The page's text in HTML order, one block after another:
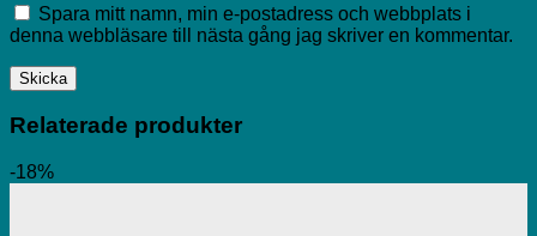
Spara mitt namn, min e-postadress och webbplats i
denna webbläsare till nästa gång jag skriver en kommentar.
Relaterade produkter
-18%